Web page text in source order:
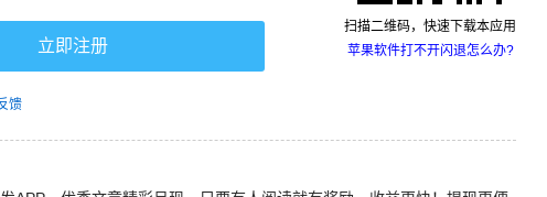
扫描二维码，快速下载本应用
苹果软件打不开闪退怎么办?
立即注册
馈